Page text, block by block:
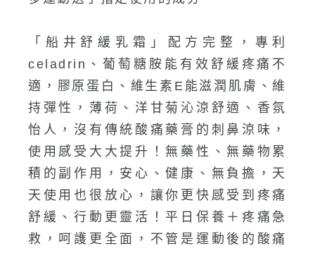
「船井舒緩乳霜」配方完整，專利
celadrin、葡萄糖胺能有效舒緩疼痛不
適，膠原蛋白、維生素E能滋潤肌膚、維
持彈性，薄荷、洋甘菊沁涼舒適、香氛
怡人，沒有傳統酸痛藥膏的刺鼻涼味，
使用感受大大提升！無藥性、無藥物累
積的副作用，安心、健康、無負擔，天
天使用也很放心，讓你更快感受到疼痛
舒緩、行動更靈活！平日保養＋疼痛急
救，呵護更全面，不管是運動後的酸痛